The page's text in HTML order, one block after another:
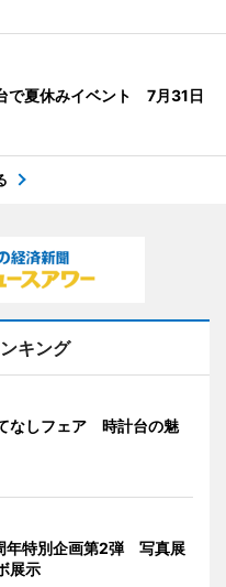
で夏休みイベント 7月31日
キング
なしフェア 時計台の魅
年特別企画第2弾 写真展
展示